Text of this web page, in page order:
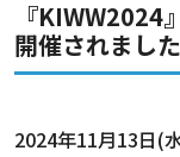
『
開催されました
2024年11月13日(